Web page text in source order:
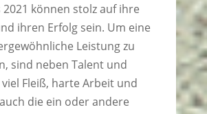
2021 können stolz auf ihre
ihren Erfolg sein. Um eine
Leistung zu
sind neben Talent und
Fleiß, harte Arbeit und
die ein oder andere